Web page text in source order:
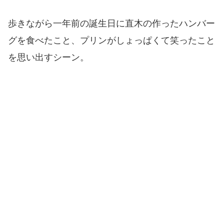
歩きながら一年前の誕生日に直木の作ったハンバー
グを食べたこと、プリンがしょっぱくて笑ったこと
を思い出すシーン。